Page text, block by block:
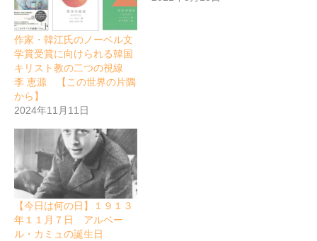
作家・韓江氏のノーベル文
学賞受賞に向けられる韓国
キリスト教の二つの視線
李 恵源 【この世界の片隅
から】
2024年11月11日
【今日は何の日】１９１３
年１１月７日 アルベー
ル・カミュの誕生日